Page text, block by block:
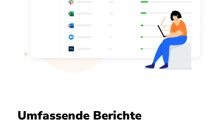
Umfassende Berichte